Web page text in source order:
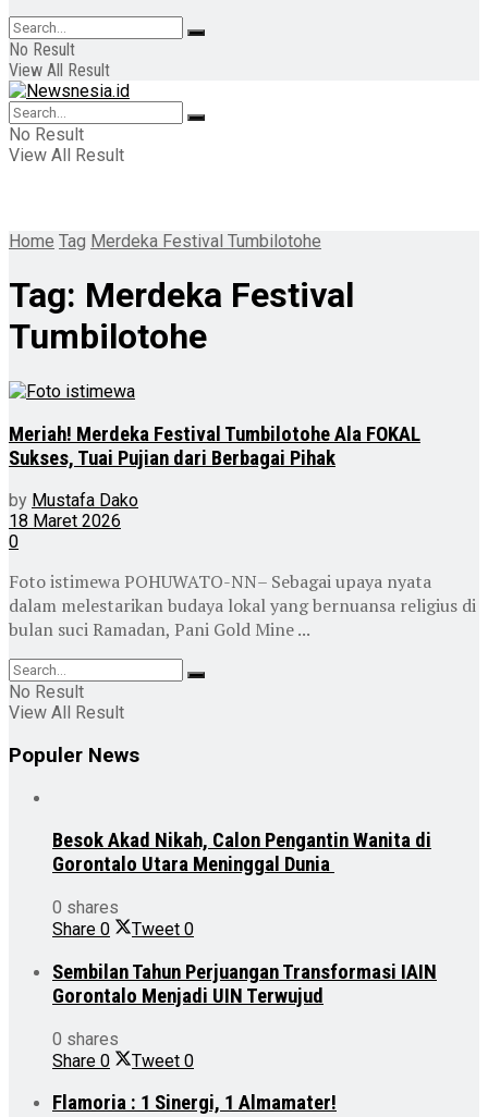
No Result
View All Result
No Result
View All Result
Home Tag Merdeka Festival Tumbilotohe
Tag: Merdeka Festival
Tumbilotohe
Meriah! Merdeka Festival Tumbilotohe Ala FOKAL
Sukses, Tuai Pujian dari Berbagai Pihak
by Mustafa Dako
18 Maret 2026
0
Foto istimewa POHUWATO-NN– Sebagai upaya nyata
dalam melestarikan budaya lokal yang bernuansa religius di
bulan suci Ramadan, Pani Gold Mine ...
No Result
View All Result
Populer News
Besok Akad Nikah, Calon Pengantin Wanita di
Gorontalo Utara Meninggal Dunia
0 shares
Share 0 Tweet 0
Sembilan Tahun Perjuangan Transformasi IAIN
Gorontalo Menjadi UIN Terwujud
0 shares
Share 0 Tweet 0
Flamoria : 1 Sinergi, 1 Almamater!